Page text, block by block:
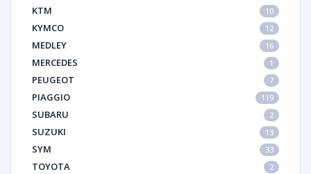
KTM 10
KYMCO 12
MEDLEY 16
MERCEDES 1
PEUGEOT 7
PIAGGIO 119
SUBARU 2
SUZUKI 13
SYM 33
TOYOTA 2